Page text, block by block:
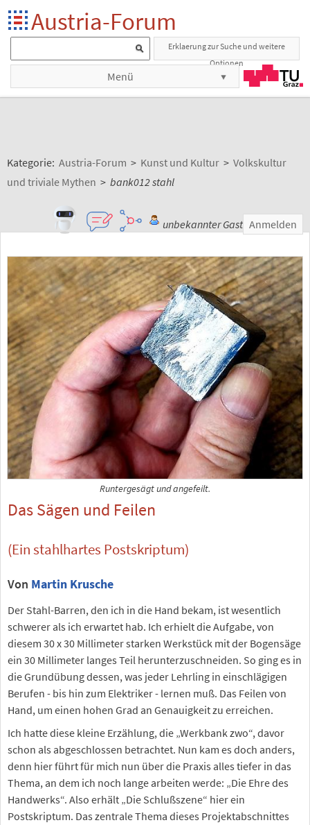
Austria-Forum
Erklaerung zur Suche und weitere
Optionen
Menü
Kategorie: Austria-Forum > Kunst und Kultur > Volkskultur
und triviale Mythen > bank012 stahl
unbekannter Gast Anmelden
Runtergesägt und angefeilt.
Das Sägen und Feilen
(Ein stahlhartes Postskriptum)
Von Martin Krusche
Der Stahl-Barren, den ich in die Hand bekam, ist wesentlich
schwerer als ich erwartet hab. Ich erhielt die Aufgabe, von
diesem 30 x 30 Millimeter starken Werkstück mit der Bogensäge
ein 30 Millimeter langes Teil herunterzuschneiden. So ging es in
die Grundübung dessen, was jeder Lehrling in einschlägigen
Berufen - bis hin zum Elektriker - lernen muß. Das Feilen von
Hand, um einen hohen Grad an Genauigkeit zu erreichen.
Ich hatte diese kleine Erzählung, die „Werkbank zwo“, davor
schon als abgeschlossen betrachtet. Nun kam es doch anders,
denn hier führt für mich nun über die Praxis alles tiefer in das
Thema, an dem ich noch lange arbeiten werde: „Die Ehre des
Handwerks“. Also erhält „Die Schlußszene“ hier ein
Postskriptum. Das zentrale Thema dieses Projektabschnittes